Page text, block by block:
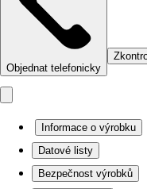
Objednat telefonicky
Informace o výrobku
Datové listy
Bezpečnost výrobků